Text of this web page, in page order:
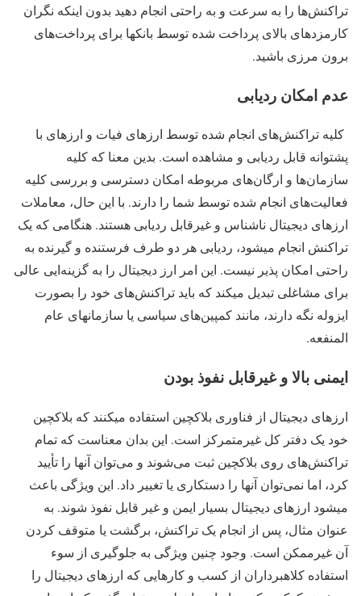
تراکنش‌ها را به سرعت و به راحتی انجام دهید بدون اینکه نگران
کارمزدهای بالای پرداخت شده توسط بانکها برای پرداخت‌های
برون مرزی باشید.
عدم امکان ردیابی
کلیه تراکنش‌های انجام شده توسط ارزهای فیات و ارزهای با
پشتوانه قابل ردیابی و مشاهده است. بدین معنا که کلیه
سازمان‌ها و ارگان‌های مربوطه امکان دسترسی و بررسی کلیه
فعالیت‌های انجام شده توسط شما را دارند. با این حال، معاملات
ارزهای دیجیتال ناشناس و غیرقابل ردیابی هستند. هنگامی که یک
تراکنش انجام میشود، ردیابی هر دو طرف فرستنده و گیرنده به
راحتی امکان پذیر نیست. این امر ارز دیجیتال را به گزینه‌ایی عالی
برای مشاغلی تبدیل میکند که باید تراکنش‌های خود را بصورت
ایزوله نگه دارند، مانند کمپین‌های سیاسی یا سازمانهای عام
المنفعه.
ایمنی بالا و غیرقابل نفوذ بودن
ارزهای دیجیتال از فناوری بلاکچین استفاده میکنند که بلاکچین
خود یک دفتر کل غیرمتمرکز است. این بدان معناست که تمام
تراکنش‌های روی بلاکچین ثبت می‌شوند و می‌توان آنها را تأیید
کرد، اما نمی‌توان آنها را دستکاری یا تغییر داد. این ویژگی باعث
میشود ارزهای دیجیتال بسیار ایمن و غیر قابل نفوذ شوند. به
عنوان مثال، پس از انجام یک تراکنش، برگشت یا متوقف کردن
آن غیرممکن است. وجود چنین ویژگی به جلوگیری از سوء
استفاده کلاهبرداران از کسب و کارهایی که ارزهای دیجیتال را